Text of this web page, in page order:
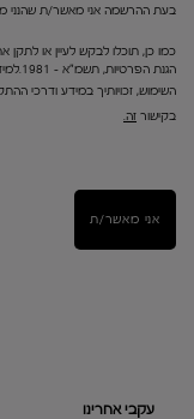
בעת ההרשמה אני מאשר/ת שהנני מעל גיל 18
כמו כן, תוכלו לבקש לעיין או
הגנת
השימוש, זכויותיך במידע ודרכי
בקישור זה.
אני מאשר/ת
עקבי אחרינו